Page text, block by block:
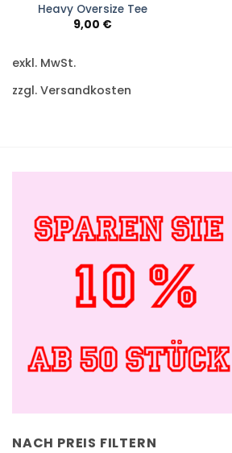
Heavy Oversize Tee
9,00 €
exkl. MwSt.
zzgl. Versandkosten
NACH PREIS FILTERN